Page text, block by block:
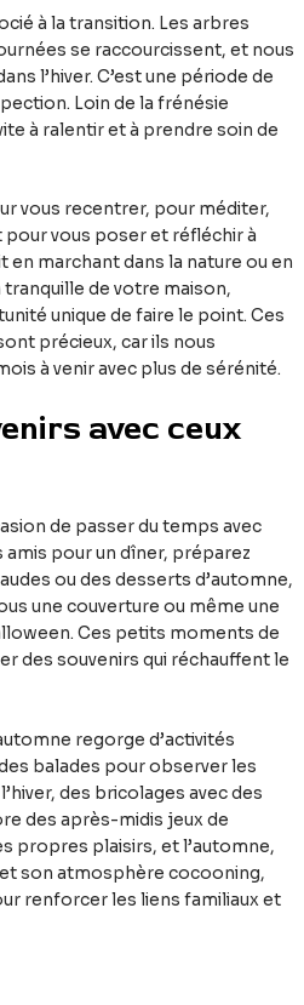
à la transition. Les arbres
se raccourcissent, et nous
l’hiver. C’est une période de
Loin de la frénésie
à ralentir et à prendre soin de
vous recentrer, pour méditer,
vous poser et réfléchir à
en marchant dans la nature ou en
de votre maison,
unique de faire le point. Ces
précieux, car ils nous
à venir avec plus de sérénité.
avec ceux
de passer du temps avec
amis pour un dîner, préparez
ou des desserts d’automne,
une couverture ou même une
Ces petits moments de
des souvenirs qui réchauffent le
regorge d’activités
balades pour observer les
des bricolages avec des
des après-midis jeux de
propres plaisirs, et l’automne,
son atmosphère cocooning,
renforcer les liens familiaux et